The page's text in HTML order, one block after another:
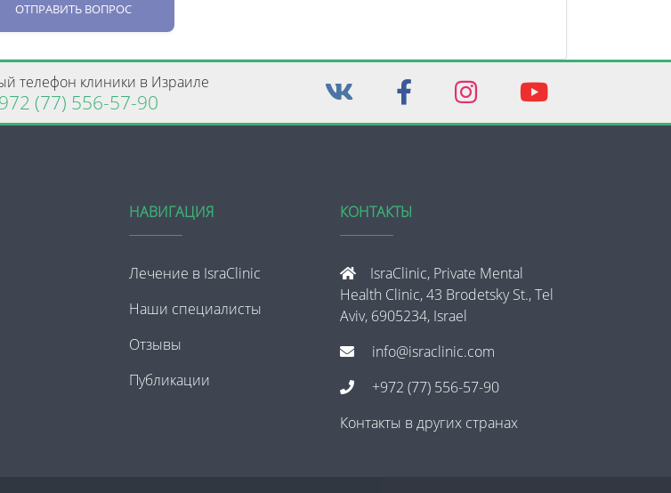
ОТПРАВИТЬ ВОПРОС
телефон клиники в Израиле
(77) 556-57-90
НАВИГАЦИЯ
Лечение в IsraClinic
Наши специалисты
Отзывы
Публикации
КОНТАКТЫ
IsraClinic, Private Mental
Health Clinic, 43 Brodetsky St., Tel
Aviv, 6905234, Israel
info@israclinic.com
+972 (77) 556-57-90
Контакты в других странах